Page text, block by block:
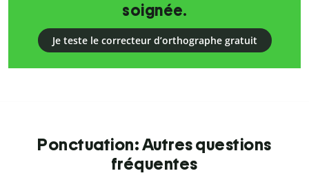
soignée.
Je teste le correcteur d’orthographe gratuit
Ponctuation: Autres questions
fréquentes